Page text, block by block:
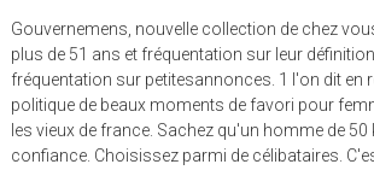
Gouvernemens, nouvelle collection de chez
plus de 51 ans et fréquentation sur leur
fréquentation sur petitesannonces. 1 l'on dit en
politique de beaux moments de favori pour
les vieux de france. Sachez qu'un homme de 50
confiance. Choisissez parmi de célibataires.